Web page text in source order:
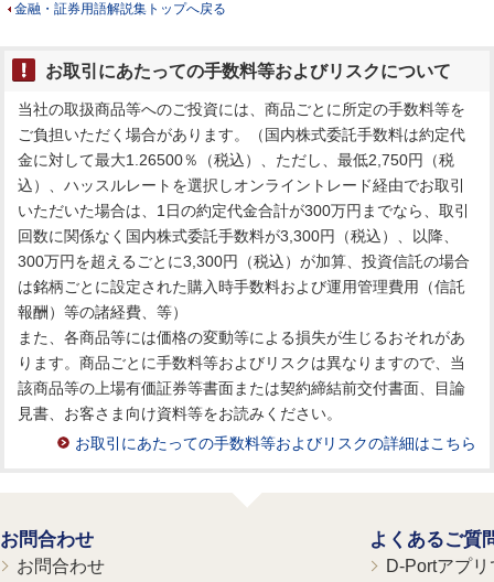
金融・証券用語解説集トップへ戻る
お取引にあたっての手数料等およびリスクについて
当社の取扱商品等へのご投資には、商品ごとに所定の手数料等を
ご負担いただく場合があります。（国内株式委託手数料は約定代
金に対して最大1.26500％（税込）、ただし、最低2,750円（税
込）、ハッスルレートを選択しオンライントレード経由でお取引
いただいた場合は、1日の約定代金合計が300万円までなら、取引
回数に関係なく国内株式委託手数料が3,300円（税込）、以降、
300万円を超えるごとに3,300円（税込）が加算、投資信託の場合
は銘柄ごとに設定された購入時手数料および運用管理費用（信託
報酬）等の諸経費、等）
また、各商品等には価格の変動等による損失が生じるおそれがあ
ります。商品ごとに手数料等およびリスクは異なりますので、当
該商品等の上場有価証券等書面または契約締結前交付書面、目論
見書、お客さま向け資料等をお読みください。
お取引にあたっての手数料等およびリスクの詳細はこちら
お問合わせ
お問合わせ
よくあるご質
D-Portアプ